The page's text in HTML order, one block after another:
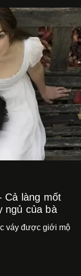
Cả làng mốt
ngủ của bà
váy được giới mộ